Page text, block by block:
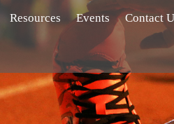
Resources Events Contact